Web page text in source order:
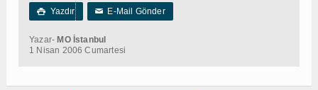
 Yazdır ✉E-Mail Gönder
Yazar- MO İstanbul
1 Nisan 2006 Cumartesi